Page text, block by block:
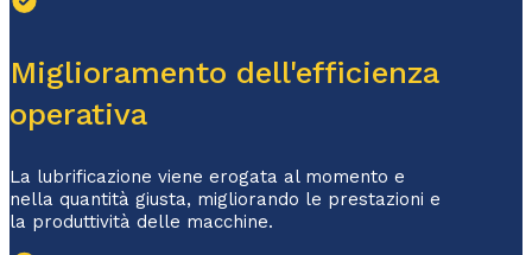
Miglioramento dell'efficienza
operativa
La lubrificazione viene erogata al momento e
nella quantità giusta, migliorando le prestazioni e
la produttività delle macchine.